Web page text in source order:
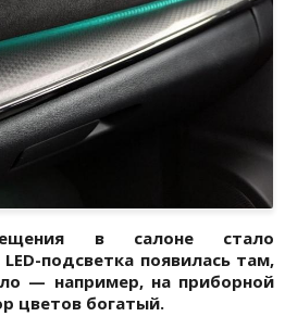
в салоне стало
подсветка появилась там,
— например, на приборной
цветов богатый.